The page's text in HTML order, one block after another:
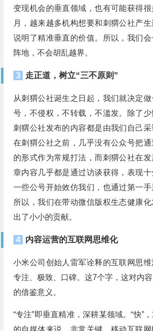
变现机会的垂直领域，也有可能获得
月，越来越多机构想要和刺猬公社产
说明了精准垂直的价值。所以，我们
阵地，不会胡乱越界。
3 走正道，树立“三不原则”
从刺猬公社诞生之日起，我们就决定
号，不侵权，不转载，不滥发。除了少
刺猬公社发布的内容都是由我们自己采
在刺猬公社之前，几乎没有公众号把
的形式作为常规打法，而刺猬公社在
章内容几乎都是通过访谈获得，表现十
一些公号开始效仿我们，也通过第一手
所以，我们在带动微信版权生态健康
出了小小的贡献。
4 内容运营的互联网思维化
小米公司创始人雷军诠释的互联网思维
专注、极致、口碑。这7个字，这对内
的借鉴意义。
“专注”即垂直精准，深耕某领域。“快”